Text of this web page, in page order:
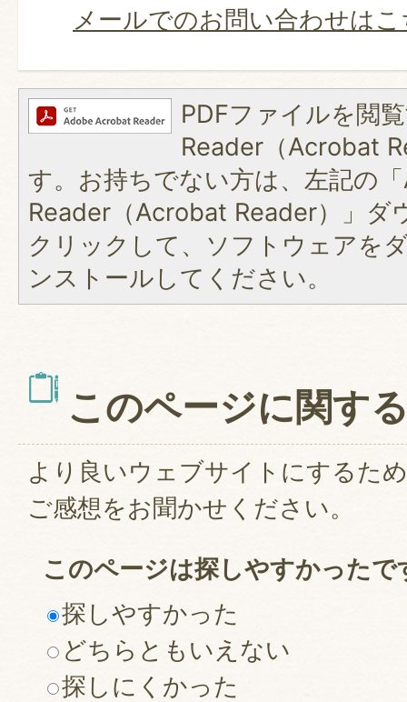
メールでのお問い合わせは
PDFファイルを閲
Reader（Acrobat
す。お持ちでない方は、左記の
Reader（Acrobat Reader）」ダ
クリックして、ソフトウェアを
ンストールしてください。
このページに関す
より良いウェブサイトにするた
ご感想をお聞かせください。
このページは探しやすかったで
探しやすかった
どちらともいえない
探しにくかった